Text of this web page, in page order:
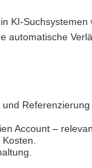
KI-Suchsystemen
automatische
Account –